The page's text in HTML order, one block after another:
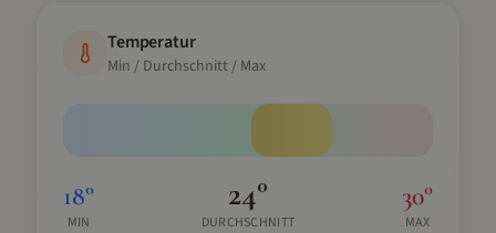
Temperatur
Min / Durchschnitt / Max
18°
MIN
24°
DURCHSCHNITT
30°
MAX